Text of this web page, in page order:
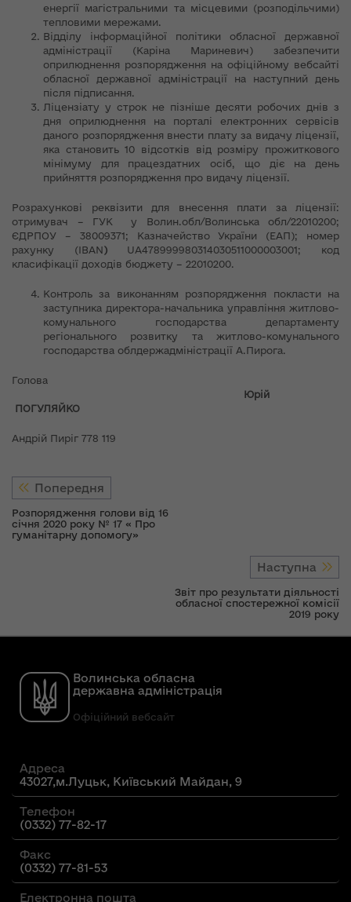
енергії магістральними та місцевими (розподільчими)
тепловими мережами.
Відділу інформаційної політики обласної державної
адміністрації (Каріна Мариневич) забезпечити
оприлюднення розпорядження на офіційному вебсайті
обласної державної адміністрації на наступний день
після підписання.
Ліцензіату у строк не пізніше десяти робочих днів з
дня оприлюднення на порталі електронних сервісів
даного розпорядження внести плату за видачу ліцензії,
яка становить 10 відсотків від розміру прожиткового
мінімуму для працездатних осіб, що діє на день
прийняття розпорядження про видачу ліцензії.
Розрахункові реквізити для внесення плати за ліцензії:
отримувач – ГУК у Волин.обл/Волинська обл/22010200;
ЄДРПОУ – 38009371; Казначейство України (ЕАП); номер
рахунку (IBAN)UA478999980314030511000003001; код
класифікації доходів бюджету – 22010200.
Контроль за виконанням розпорядження покласти на
заступника директора-начальника управління житлово-
комунального господарства департаменту
регіонального розвитку та житлово-комунального
господарства облдержадміністрації А.Пирога.
Голова
Юрій
ПОГУЛЯЙКО
Андрій Пиріг 778 119
Попередня
Розпорядження голови від 16
січня 2020 року № 17 « Про
гуманітарну допомогу»
Наступна
Звіт про результати діяльності
обласної спостережної комісії
2019 року
Волинська обласна
державна адміністрація
Офіційний вебсайт
Адреса
43027,м.Луцьк, Київський Майдан, 9
Телефон
(0332) 77-82-17
Факс
(0332) 77-81-53
Електронна пошта